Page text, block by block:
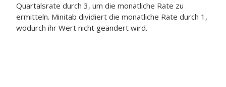
Quartalsrate durch 3, um die monatliche Rate zu
ermitteln. Minitab dividiert die monatliche Rate durch 1,
wodurch ihr Wert nicht geändert wird.